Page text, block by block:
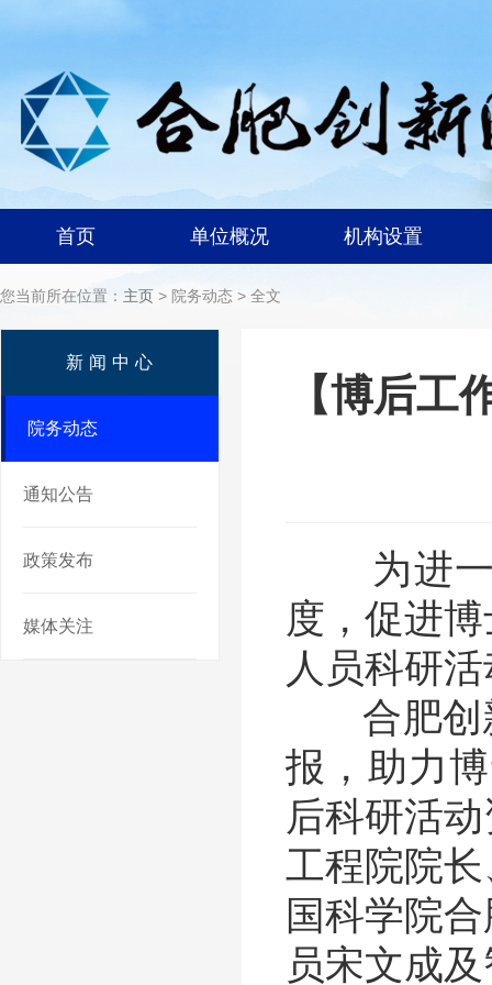
首页 单位概况 机构设置
您当前所在位置： 主页 > 院务动态 > 全文
新闻中心
院务动态
通知公告
政策发布
媒体关注
【博后工
为进一
度，促进
人员科研
合肥创新
报，助力
后科研活
工程院院
国科学院
员宋文成